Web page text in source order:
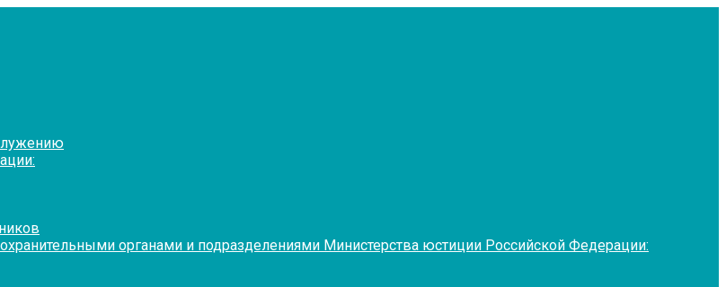
органами и подразделениями Министерства юстиции Российской Федерации: